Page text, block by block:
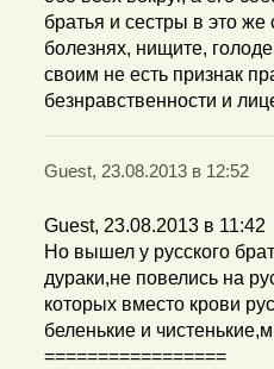
братья и сестры в это
болезнях, нищите,
своим не есть признак
безнравственности и
Guest, 23.08.2013 в 12:52
Guest, 23.08.2013 в 11:42
Но вышел у русского
дураки,не повелись на
которых вместо крови
беленькие и
=================